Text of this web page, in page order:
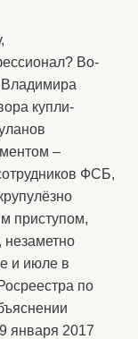
Во-
Владимира
купли-
–
ФСБ,
приступом,
незаметно
и июле в
по
января 2017